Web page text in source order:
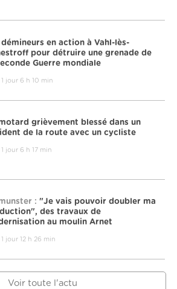
démineurs en action à Vahl-lès-
pour détruire une grenade de
Guerre mondiale
1 jour 6 h 10 min
grièvement blessé dans un
de la route avec un cycliste
1 jour 6 h 17 min
: "Je vais pouvoir doubler ma
des travaux de
au moulin Arnet
1 jour 12 h 26 min
Voir toute l'actu